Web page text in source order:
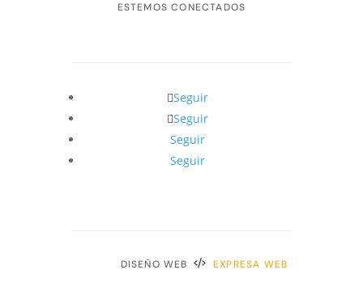
ESTEMOS CONECTADOS
Seguir
Seguir
Seguir
Seguir
DISEÑO WEB EXPRESA WEB